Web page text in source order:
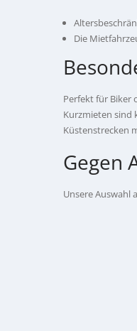
Die
Perfekt für Biker
Kurzmieten sind
Küstenstrecken
Gegen
Unsere Auswahl